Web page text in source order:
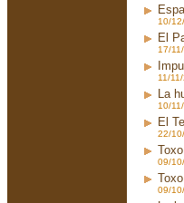
10/
El
17/
11/
La
10/
El
22/
09/
09/